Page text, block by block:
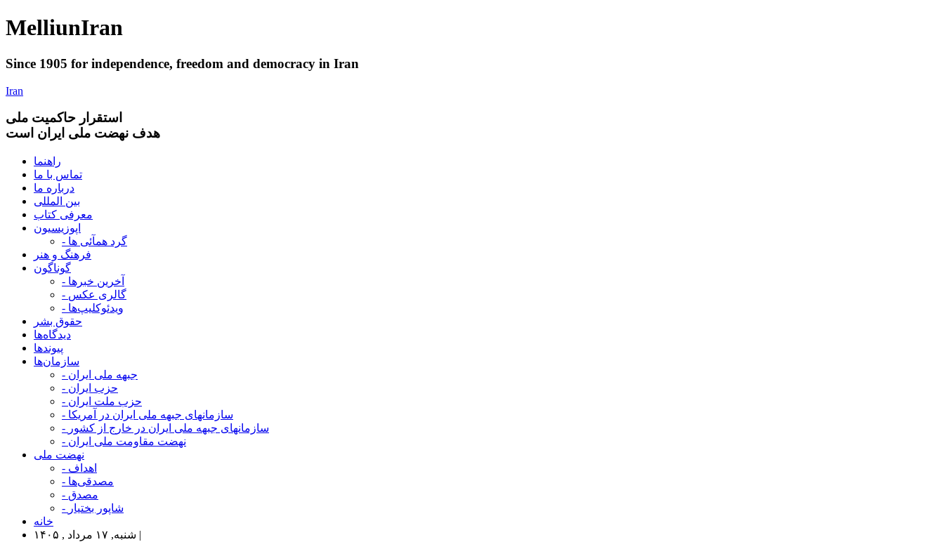
MelliunIran
Since 1905 for independence, freedom and democracy in Iran
Iran
استقرار حاکميت ملی
هدف نهضت ملی ایران است
راهنما
تماس با ما
درباره ما
بین المللی
معرفی کتاب
اپوزیسیون
- گرد همآئی ها
فرهنگ و هنر
گوناگون
- آخرین خبرها
- گالری عکس
- ویدئوکلیپ‌ها
حقوق بشر
دیدگاه‌ها
پیوندها
سازمان‌ها
- جبهه ملی ایران
- حزب ایران
- حزب ملت ایران
- سازمانهای جبهه ملی ایران در آمریکا
- سازمانهای جبهه ملی ایران در خارج از کشور
- نهضت مقاومت ملی ایران
نهضت ملی
- اهداف
- مصدقی‌ها
- مصدق
- شاپور بختیار
خانه
شنبه, ۱۷ مرداد , ۱۴۰۵ |